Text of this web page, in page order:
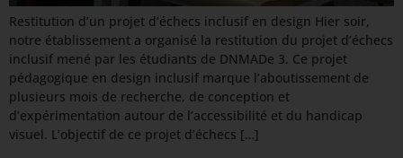
Restitution d’un projet d’échecs inclusif en design Hier soir,
notre établissement a organisé la restitution du projet d’échecs
inclusif mené par les étudiants de DNMADe 3. Ce projet
pédagogique en design inclusif marque l’aboutissement de
plusieurs mois de recherche, de conception et
d’expérimentation autour de l’accessibilité et du handicap
visuel. L’objectif de ce projet d’échecs […]